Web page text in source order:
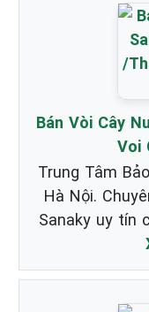
Bán Vòi Cây
Voi
Trung Tâm
Hà Nội.
Sanaky uy tín